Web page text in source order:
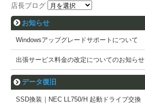
店長ブログ
お知らせ
Windowsアップグレードサポートについて
出張サービス料金の改定についてのお知らせ
データ復旧
SSD換装｜NEC LL750/H 起動ドライブ交換